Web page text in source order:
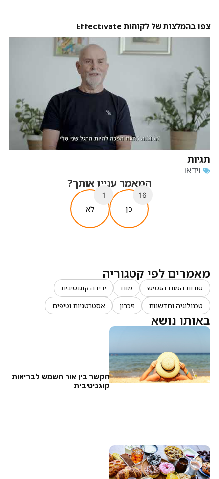
צפו בהמלצות של לקוחות Effectivate
תגיות
וידאו
המאמר עניין אותך?
כן
16
לא
1
מאמרים לפי קטגוריה
סודות המוח הגמיש מוח
ירידה קוגנטיבית
טכנולוגיה וחדשנות
זיכרון אסטרטגיות וטיפים
באותו נושא
הקשר בין אור השמש לבריאות
קוגניטיבית